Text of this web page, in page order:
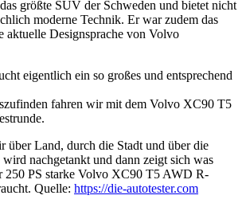
größte SUV der Schweden und bietet nicht
moderne Technik. Er war zudem das
aktuelle Designsprache von Volvo
eigentlich ein so großes und entsprechend
fahren wir mit dem Volvo XC90 T5
über Land, durch die Stadt und über die
nachgetankt und dann zeigt sich was
250 PS starke Volvo XC90 T5 AWD R-
Quelle: https://die-autotester.com